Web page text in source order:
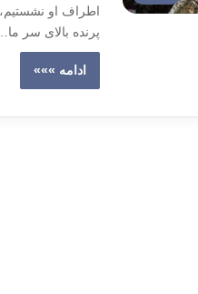
اطراف او
پرنده بالای سر ما…
ادامه »»»